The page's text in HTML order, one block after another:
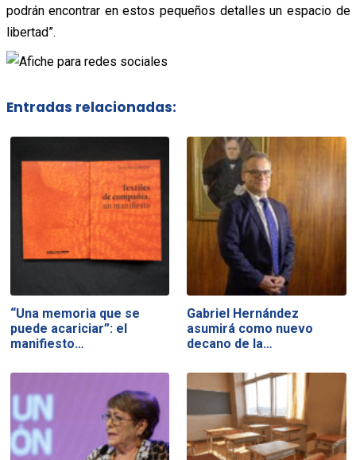
podrán encontrar en estos pequeños detalles un espacio de
libertad”.
Entradas relacionadas:
“Una memoria que se
puede acariciar”: el
manifiesto…
Gabriel Hernández
asumirá como nuevo
decano de la…